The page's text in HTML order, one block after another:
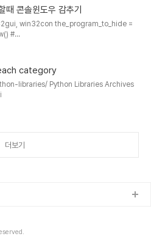
를 3327 의 입력기 방식에 맞는 자모(실제로는
나씩 매칭됨)로 변환하려는데 완성형 한글 한글자
로 매칭하는 작업이 필요했다. 그때 자모 분리
서 찾은 좋은 자료가 있어서 기록으로..
콘솔윈도우 감추기
win32con the_program_to_hide =
#
, win32con.SW_SHOW)
category
libraries/ Python Libraries Archives
더보기